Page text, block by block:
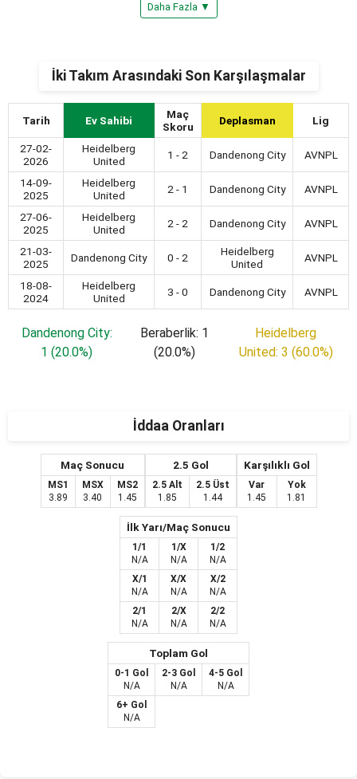
Daha Fazla ▼
İki Takım Arasındaki Son Karşılaşmalar
Tarih Ev Sahibi
Maç
Skoru
Deplasman Lig
27-02-
2026
Heidelberg
United
1 - 2 Dandenong City AVNPL
14-09-
2025
Heidelberg
United
2 - 1 Dandenong City AVNPL
27-06-
2025
Heidelberg
United
2 - 2 Dandenong City AVNPL
21-03-
2025
Dandenong City 0 - 2
Heidelberg
United
AVNPL
18-08-
2024
Heidelberg
United
3 - 0 Dandenong City AVNPL
Dandenong City:
1 (20.0%)
Beraberlik: 1
(20.0%)
Heidelberg
United: 3 (60.0%)
İddaa Oranları
Maç Sonucu
MS1
3.89
MSX
3.40
MS2
1.45
2.5 Gol
2.5 Alt
1.85
2.5 Üst
1.44
Karşılıklı Gol
Var
1.45
Yok
1.81
İlk Yarı/Maç Sonucu
1/1
N/A
1/X
N/A
1/2
N/A
X/1
N/A
X/X
N/A
X/2
N/A
2/1
N/A
2/X
N/A
2/2
N/A
Toplam Gol
0-1 Gol
N/A
2-3 Gol
N/A
4-5 Gol
N/A
6+ Gol
N/A